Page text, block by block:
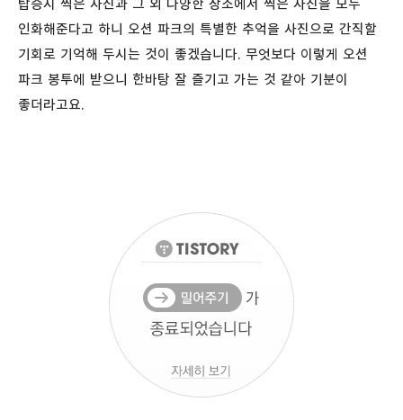
탑승시 찍은 사진과 그 외 다양한 장소에서 찍은 사진을 모두
인화해준다고 하니 오션 파크의 특별한 추억을 사진으로 간직할
기회로 기억해 두시는 것이 좋겠습니다. 무엇보다 이렇게 오션
파크 봉투에 받으니 한바탕 잘 즐기고 가는 것 같아 기분이
좋더라고요.